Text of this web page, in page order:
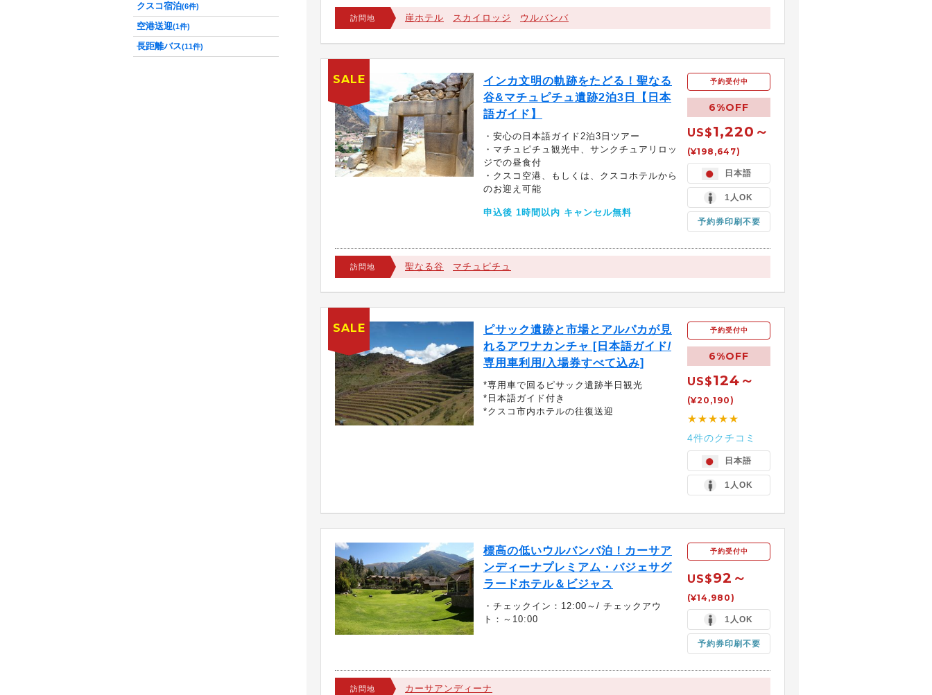
訪問地 崖ホテル スカイロッジ ウルバンバ
インカ文明の軌跡をたどる！聖なる
谷&マチュピチュ遺跡2泊3日【日本
語ガイド】
・安心の日本語ガイド2泊3日ツアー
・マチュピチュ観光中、サンクチュアリロッ
ジでの昼食付
・クスコ空港、もしくは、クスコホテルから
のお迎え可能
申込後 1時間以内 キャンセル無料
予約受付中
6%OFF
US$1,220～
(¥198,647)
日本語
1人OK
予約券印刷不要
訪問地 聖なる谷 マチュピチュ
SALE
ピサック遺跡と市場とアルパカが見
れるアワナカンチャ [日本語ガイド/
専用車利用/入場券すべて込み]
*専用車で回るピサック遺跡半日観光
*日本語ガイド付き
*クスコ市内ホテルの往復送迎
予約受付中
6%OFF
US$124～
(¥20,190)
★★★★★
4件のクチコミ
日本語
1人OK
SALE
標高の低いウルバンバ泊！カーサア
ンディーナプレミアム・バジェサグ
ラードホテル＆ビジャス
・チェックイン：12:00～/ チェックアウ
ト：～10:00
予約受付中
US$92～
(¥14,980)
1人OK
予約券印刷不要
訪問地 カーサアンディーナ
クスコ宿泊(6件)
空港送迎(1件)
長距離バス(11件)